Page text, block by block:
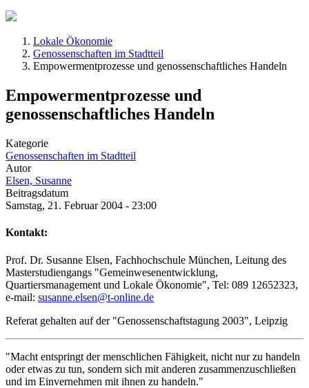
Lokale Ökonomie
Genossenschaften im Stadtteil
Empowermentprozesse und genossenschaftliches Handeln
Empowermentprozesse und
genossenschaftliches Handeln
Kategorie
Genossenschaften im Stadtteil
Autor
Elsen, Susanne
Beitragsdatum
Samstag, 21. Februar 2004 - 23:00
Kontakt:
Prof. Dr. Susanne Elsen, Fachhochschule München, Leitung des
Masterstudiengangs "Gemeinwesenentwicklung,
Quartiersmanagement und Lokale Ökonomie", Tel: 089 12652323,
e-mail: susanne.elsen@t-online.de
Referat gehalten auf der "Genossenschaftstagung 2003", Leipzig
"Macht entspringt der menschlichen Fähigkeit, nicht nur zu handeln
oder etwas zu tun, sondern sich mit anderen zusammenzuschließen
und im Einvernehmen mit ihnen zu handeln."